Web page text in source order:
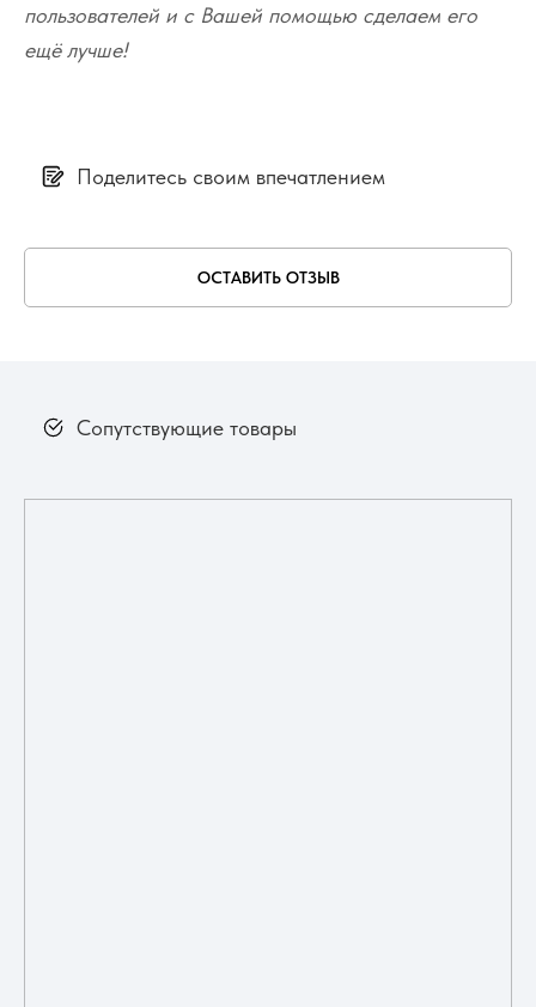
пользователей и с Вашей помощью сделаем его
ещё лучше!
Поделитесь своим впечатлением
ОСТАВИТЬ ОТЗЫВ
Сопутствующие товары